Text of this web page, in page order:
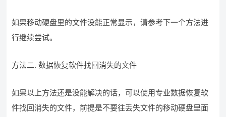
如果移动硬盘里的文件没能正常显示，请参考下一个方法进
行继续尝试。
方法二. 数据恢复软件找回消失的文件
如果以上方法还是没能解决的话，可以使用专业数据恢复软
件找回消失的文件，前提是不要往丢失文件的移动硬盘里面